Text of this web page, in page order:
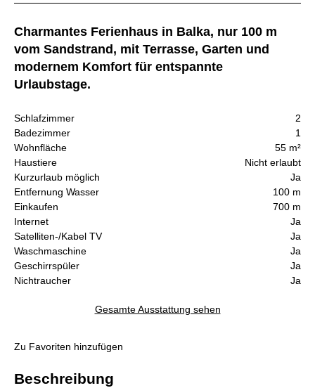
Charmantes Ferienhaus in Balka, nur 100 m
vom Sandstrand, mit Terrasse, Garten und
modernem Komfort für entspannte
Urlaubstage.
Schlafzimmer
2
Badezimmer
1
Wohnfläche
55 m²
Haustiere
Nicht erlaubt
Kurzurlaub möglich
Ja
Entfernung Wasser
100 m
Einkaufen
700 m
Internet
Ja
Satelliten-/Kabel TV
Ja
Waschmaschine
Ja
Geschirrspüler
Ja
Nichtraucher
Ja
Gesamte Ausstattung sehen
Zu Favoriten hinzufügen
Beschreibung